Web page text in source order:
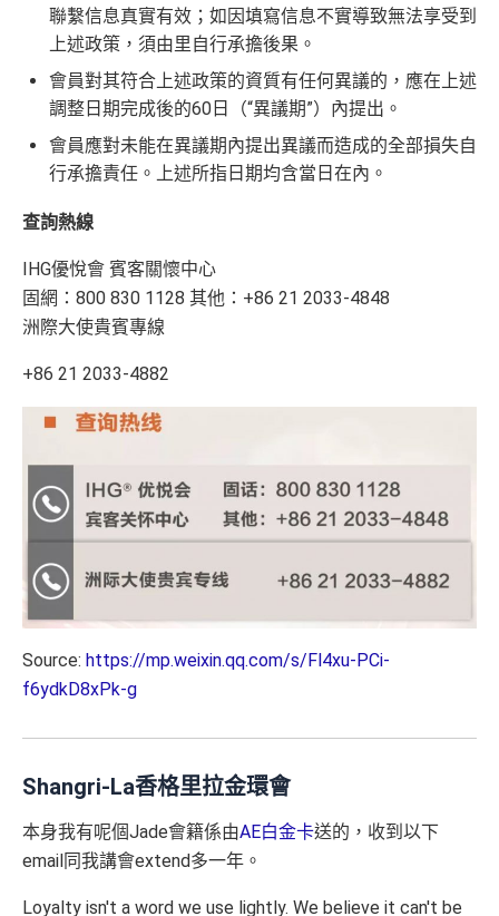
聯繫信息真實有效；如因填寫信息不實導致無法享受到
上述政策，須由里自行承擔後果。
會員對其符合上述政策的資質有任何異議的，應在上述
調整日期完成後的60日（“異議期”）內提出。
會員應對未能在異議期內提出異議而造成的全部損失自
行承擔責任。上述所指日期均含當日在內。
查詢熱線
IHG優悅會 賓客關懷中心
固網：800 830 1128 其他：+86 21 2033-4848
洲際大使貴賓專線
+86 21 2033-4882
Source: https://mp.weixin.qq.com/s/Fl4xu-PCi-
f6ydkD8xPk-g
Shangri-La香格里拉金環會
本身我有呢個Jade會籍係由AE白金卡送的，收到以下
email同我講會extend多一年。
Loyalty isn't a word we use lightly. We believe it can't be